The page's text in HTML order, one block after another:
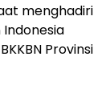
menghadiri
Provinsi